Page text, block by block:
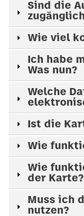
Sind die
Wie viel
Ich habe
Was nun?
Welche
Ist die
Wie
Wie
der Karte?
Muss ich
nutzen?